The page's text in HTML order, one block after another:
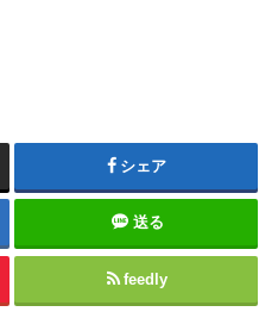
シェア
送る
feedly